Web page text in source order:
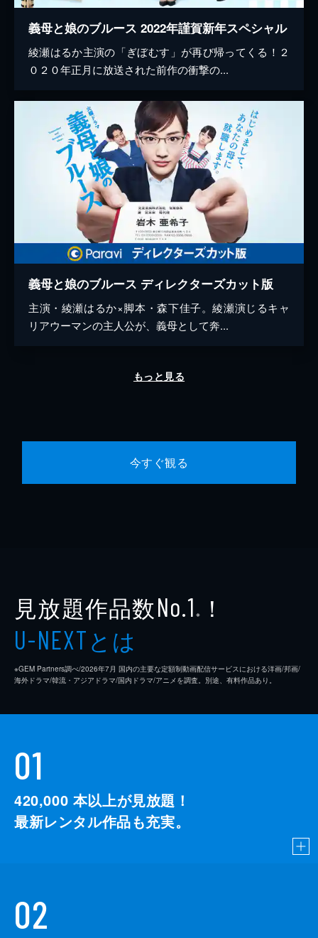
義母と娘のブルース 2022年謹賀新年スペシャル
綾瀬はるか主演の「ぎぼむす」が再び帰ってくる！２
０２０年正月に放送された前作の衝撃の...
義母と娘のブルース ディレクターズカット版
主演・綾瀬はるか×脚本・森下佳子。綾瀬演じるキャ
リアウーマンの主人公が、義母として奔...
もっと見る
今すぐ観る
見放題作品数No.1 ※ ！
U-NEXTとは
※GEM Partners調べ/2026年7⽉ 国内の主要な定額制動画配信サービスにおける洋画/邦画/
海外ドラマ/韓流・アジアドラマ/国内ドラマ/アニメを調査。別途、有料作品あり。
01
420,000 本以上が見放題！
最新レンタル作品も充実。
02